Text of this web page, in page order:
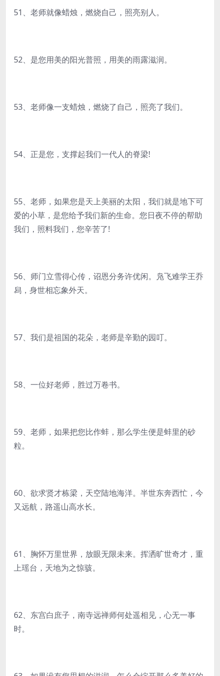
51、老师就像蜡烛，燃烧自己，照亮别人。
52、是您用美的阳光普照，用美的雨露滋润。
53、老师像一支蜡烛，燃烧了自己，照亮了我们。
54、正是您，支撑起我们一代人的脊梁!
55、老师，如果您是天上美丽的太阳，我们就是地下可
爱的小草，是您给予我们新的生命。您日夜不停的帮助
我们，照料我们，您辛苦了!
56、师门立雪得心传，诏恩分务许优闲。凫飞难学王乔
舄，身世相忘象外天。
57、我们是祖国的花朵，老师是辛勤的园叮。
58、一位好老师，胜过万卷书。
59、老师，如果把您比作蚌，那么学生便是蚌里的砂
粒。
60、欲求贤才栋梁，天空陆地海洋。半世东奔西忙，今
又远航，路遥山高水长。
61、胸怀万里世界，放眼无限未来。挥洒旷世奇才，重
上瑶台，天地为之惊骇。
62、东宫白庶子，南寺远禅师何处遥相见，心无一事
时。